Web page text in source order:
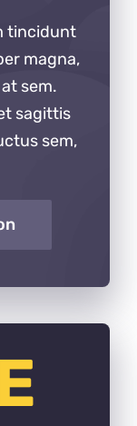
tincidunt
magna,
sem.
sagittis
sem,